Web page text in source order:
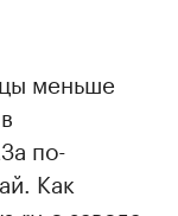
меньше
по-
Как